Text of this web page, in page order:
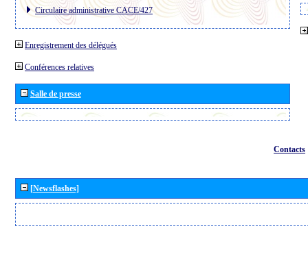
Circulaire administrative CACE/427
Enregistrement des délégués
Conférences relatives
Salle de presse
Contacts
[Newsflashes]